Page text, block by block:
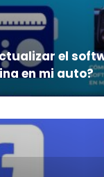
el
en mi auto?